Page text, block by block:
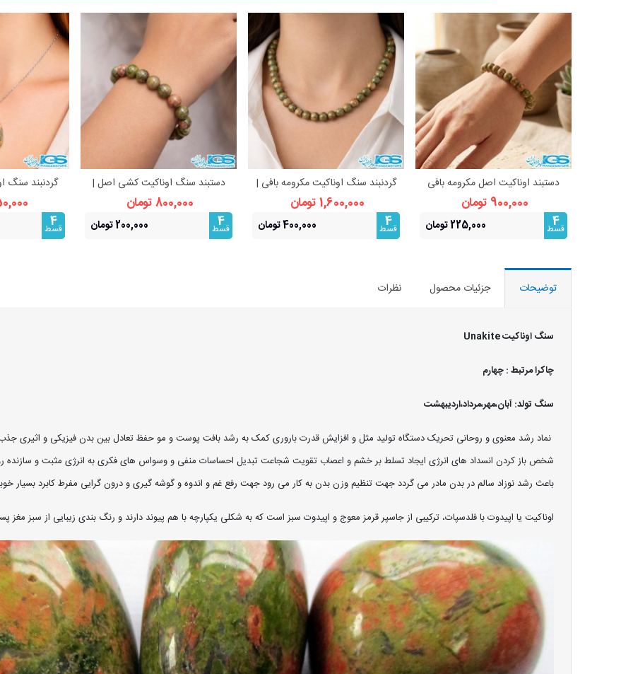
مشاهده بیشتر
دستبند اوناکیت اصل مکرومه بافی
(رفع غم و اندوه)
900,000 تومان
4
قسط 225,000 تومان
مشاهده بیشتر
گردنبند سنگ اوناکیت مکرومه بافی |
ترکیب هنر و انرژی طبیعی
1,600,000 تومان
4
قسط 400,000 تومان
مشاهده بیشتر
دستبند سنگ اوناکیت کشی اصل |
سنگ آرامش و تعادل
800,000 تومان
4
قسط 200,000 تومان
گردنبند سنگ
350,000
4
قسط
توضیحات جزئیات محصول نظرات
سنگ اوناکیت Unakite
چاکرا مرتبط : چهارم
سنگ تولد: آبان،مهر،مرداد،اردیبهشت
نماد رشد معنوی و روحانی تحریک دستگاه تولید مثل و افزایش قدرت باروری کمک به رشد بافت پوست و مو حفظ تعادل بین بدن فیزیکی و اثیری
شخص باز کردن انسداد های انرژی ایجاد تسلط بر خشم و اعصاب تقویت شجاعت تبدیل احساسات منفی و وسواس های فکری به انرژی مثبت و سازنده
باعث رشد نوزاد سالم در بدن مادر می گردد جهت تنظیم وزن بدن به کار می رود جهت رفع غم و اندوه و گوشه گیری و درون گرایی مفرط کابرد بسیار
اوناکیت یا اپیدوت با فلدسپات، ترکیبی از جاسپر قرمز معوج و اپیدوت سبز است که به شکلی یکپارچه با هم پیوند دارند و رنگ بندی زیبایی از سبز مغز